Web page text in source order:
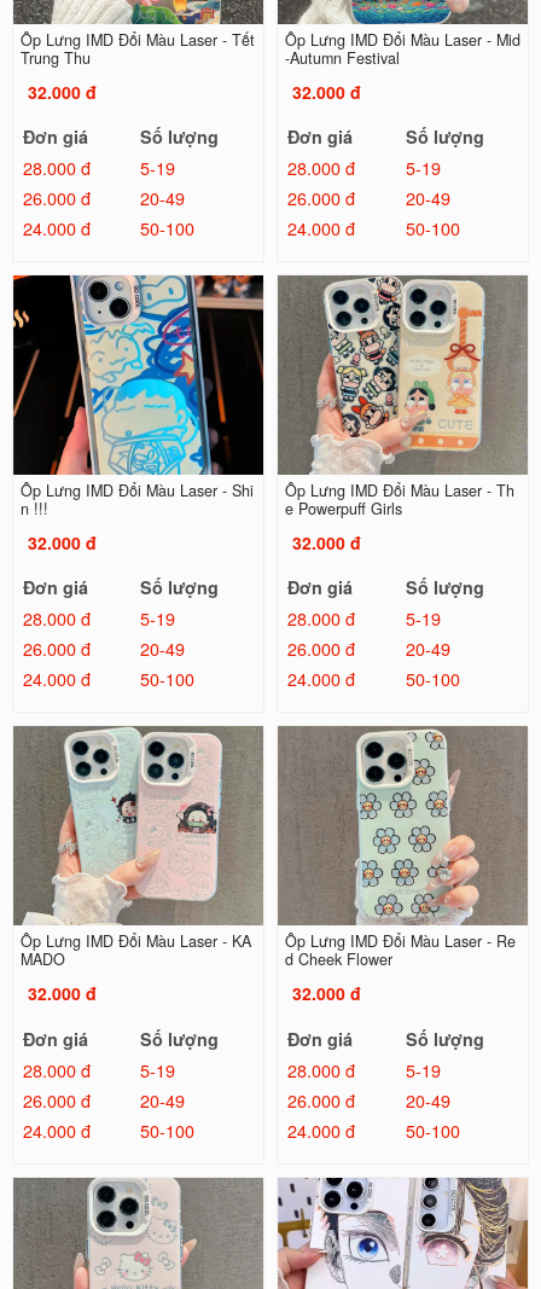
Ốp Lưng IMD Đổi Màu Laser - Tết
Trung Thu
32.000 đ
Đơn giá
Số lượng
28.000 đ
5-19
26.000 đ
20-49
24.000 đ
50-100
Ốp Lưng IMD Đổi Màu Laser - Mid
-Autumn Festival
32.000 đ
Đơn giá
Số lượng
28.000 đ
5-19
26.000 đ
20-49
24.000 đ
50-100
Ốp Lưng IMD Đổi Màu Laser - Shi
n !!!
32.000 đ
Đơn giá
Số lượng
28.000 đ
5-19
26.000 đ
20-49
24.000 đ
50-100
Ốp Lưng IMD Đổi Màu Laser - Th
e Powerpuff Girls
32.000 đ
Đơn giá
Số lượng
28.000 đ
5-19
26.000 đ
20-49
24.000 đ
50-100
Ốp Lưng IMD Đổi Màu Laser - KA
MADO
32.000 đ
Đơn giá
Số lượng
28.000 đ
5-19
26.000 đ
20-49
24.000 đ
50-100
Ốp Lưng IMD Đổi Màu Laser - Re
d Cheek Flower
32.000 đ
Đơn giá
Số lượng
28.000 đ
5-19
26.000 đ
20-49
24.000 đ
50-100